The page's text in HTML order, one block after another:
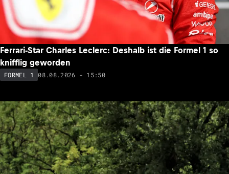
Ferrari-Star Charles Leclerc: Deshalb ist die Formel 1 so
knifflig geworden
FORMEL 1 08.08.2026 - 15:50